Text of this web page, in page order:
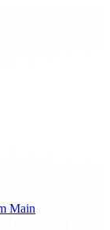
Main